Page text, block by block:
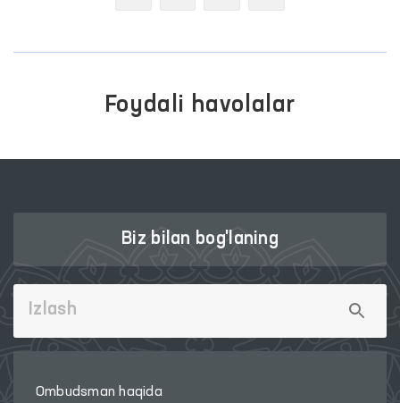
Foydali havolalar
Biz bilan bog'laning
Ombudsman haqida